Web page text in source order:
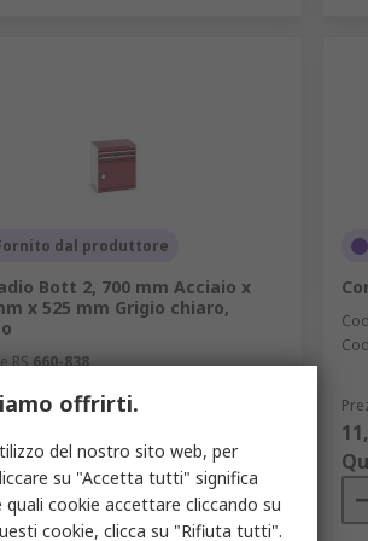
dal produttore
Bott 2, 700 mm Acciaio x
x 525 mm Grigio chiaro,
RS660-838
per 1 unitàoffrirti.
del nostro sito web, per
su "Accetta tutti" significa
cookie accettare cliccando su
cookie, clicca su "Rifiuta tutti".